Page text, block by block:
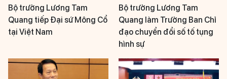
Bộ trưởng Lương Tam
Quang tiếp Đại sứ Mông Cổ
tại Việt Nam
Bộ trưởng Lương Tam
Quang làm Trưởng Ban Chỉ
đạo chuyển đổi số tố tụng
hình sự